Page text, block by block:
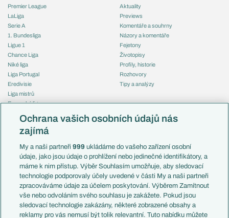
Premier League
LaLiga
Serie A
1. Bundesliga
Ligue 1
Chance Liga
Niké liga
Liga Portugal
Eredivisie
Liga mistrů
Evropská liga
Mistrovství světa
Liga národů
Témata
Představení týmů MS
EuroSkauting
PL v kostce
Evropské koeficienty
Přestupy
Přestupové spekulace
Aktuality
Previews
Komentáře a souhrny
Názory a komentáře
Fejetony
Životopisy
Profily, historie
Rozhovory
Tipy a analýzy
Česko
Francie
Itálie
Německo
Španělsko
Argentina
Brazílie
Přestupy
Ochrana vašich osobních údajů nás
zajímá
My a naši partneři999 ukládáme do vašeho zařízení osobní
údaje, jako jsou údaje o prohlížení nebo jedinečné identifikátory, a
máme k nim přístup. Výběr Souhlasím umožňuje, aby sledovací
technologie podporovaly účely uvedené v části My a naši partneři
zpracováváme údaje za účelem poskytování. Výběrem Zamítnout
vše nebo odvoláním svého souhlasu je zakážete. Pokud jsou
sledovací technologie zakázány, některé zobrazené obsahy a
reklamy pro vás nemusí být tolik relevantní. Tuto nabídku můžete